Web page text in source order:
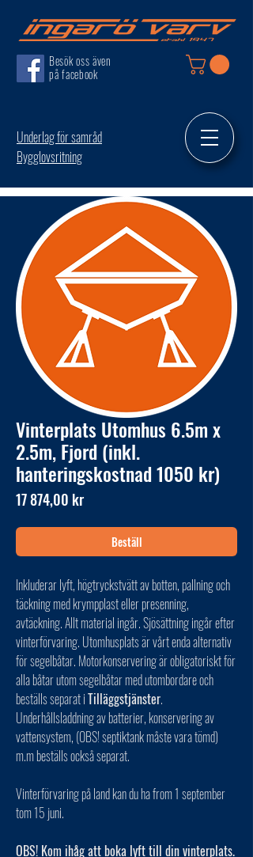
Besök oss även
på facebook
Underlag för samråd
Bygglovsritning
Vinterplats Utomhus 6.5m x
2.5m, Fjord (inkl.
hanteringskostnad 1050 kr)
17 874,00 krPris
Beställ
Inkluderar lyft, högtryckstvätt av botten, pallning och
täckning med krympplast eller presenning,
avtäckning. Allt material ingår. Sjösättning ingår efter
vinterförvaring. Utomhusplats är vårt enda alternativ
för segelbåtar. Motorkonservering är obligatoriskt för
alla båtar utom segelbåtar med utombordare och
beställs separat iTilläggstjänster.
Underhållsladdning av batterier, konservering av
vattensystem, (OBS! septiktank måste vara tömd)
m.m beställs också separat.
Vinterförvaring på land kan du ha from 1 september
tom 15 juni.
OBS! Kom ihåg att boka lyft till din vinterplats.